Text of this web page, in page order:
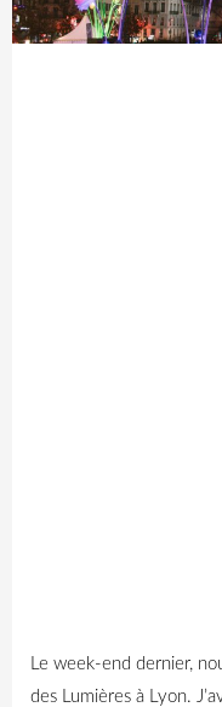
Le week-end dernier,
des Lumières à Lyon.